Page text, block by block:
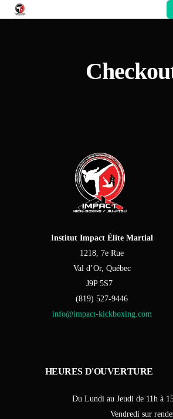
Institut Impact Élite Martial
1218, 7e Rue
Val d’Or, Québec
J9P 5S7
(819) 527-9446
info@impact-kickboxing.com
HEURES D'OUVERTURE
Du Lundi au Jeudi de 11h à
Vendredi sur
NOUVEAU